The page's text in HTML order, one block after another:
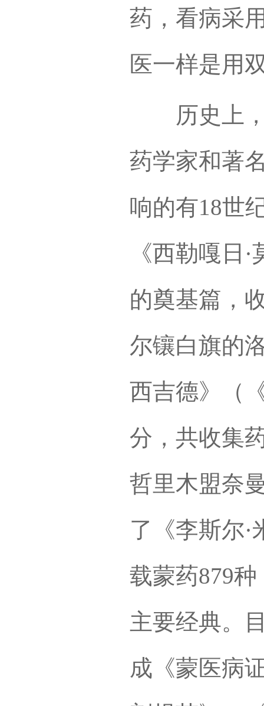
药，看病采
医一样是用
历史上，
药学家和著
响的有18世
《西勒嘎日
的奠基篇，
尔镶白旗的
西吉德》（
分，共收集
哲里木盟奈
了《李斯尔
载蒙药879
主要经典。
成《蒙医病